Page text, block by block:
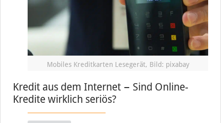
Mobiles Kreditkarten Lesegerät, Bild: pixabay
Kredit aus dem Internet − Sind Online-
Kredite wirklich seriös?